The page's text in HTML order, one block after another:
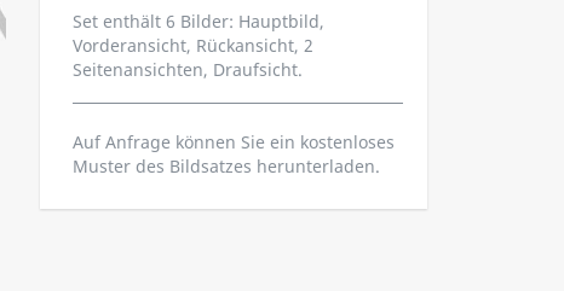
Set enthält 6 Bilder: Hauptbild,
Vorderansicht, Rückansicht, 2
Seitenansichten, Draufsicht.
Auf Anfrage können Sie ein kostenloses
Muster des Bildsatzes herunterladen.